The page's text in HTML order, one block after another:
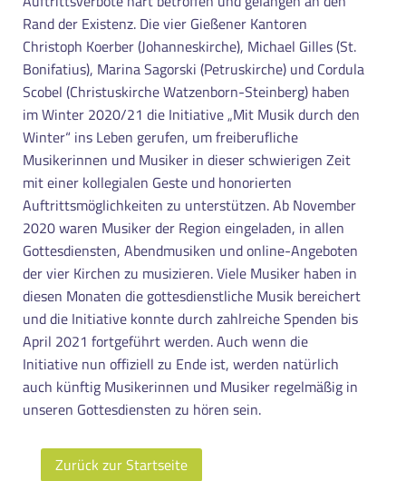
Rand der Existenz. Die vier Gießener Kantoren
Christoph Koerber (Johanneskirche), Michael Gilles (St.
Bonifatius), Marina Sagorski (Petruskirche) und Cordula
Scobel (Christuskirche Watzenborn-Steinberg) haben
im Winter 2020/21 die Initiative „Mit Musik durch den
Winter“ ins Leben gerufen, um freiberufliche
Musikerinnen und Musiker in dieser schwierigen Zeit
mit einer kollegialen Geste und honorierten
Auftrittsmöglichkeiten zu unterstützen. Ab November
2020 waren Musiker der Region eingeladen, in allen
Gottesdiensten, Abendmusiken und online-Angeboten
der vier Kirchen zu musizieren. Viele Musiker haben in
diesen Monaten die gottesdienstliche Musik bereichert
und die Initiative konnte durch zahlreiche Spenden bis
April 2021 fortgeführt werden. Auch wenn die
Initiative nun offiziell zu Ende ist, werden natürlich
auch künftig Musikerinnen und Musiker regelmäßig in
unseren Gottesdiensten zu hören sein.
Zurück zur Startseite